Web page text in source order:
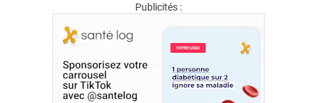
Publicités :